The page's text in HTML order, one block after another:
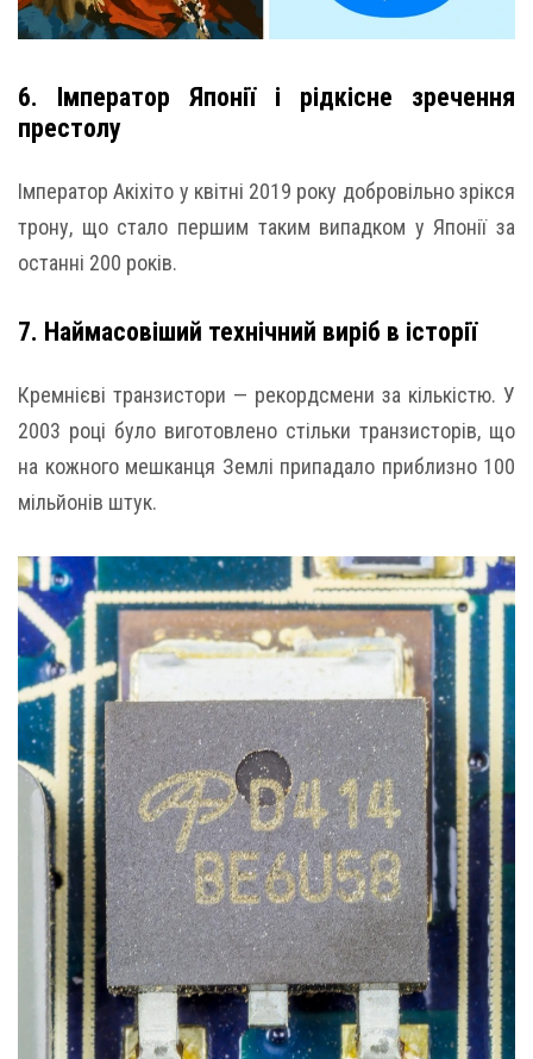
6. Імператор Японії і рідкісне зречення
престолу
Імператор Акіхіто у квітні 2019 року добровільно зрікся
трону, що стало першим таким випадком у Японії за
останні 200 років.
7. Наймасовіший технічний виріб в історії
Кремнієві транзистори — рекордсмени за кількістю. У
2003 році було виготовлено стільки транзисторів, що
на кожного мешканця Землі припадало приблизно 100
мільйонів штук.